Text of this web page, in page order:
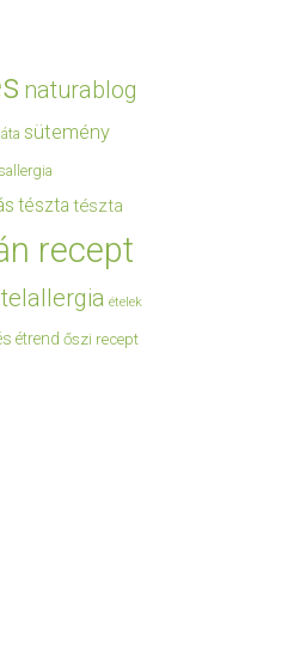
naturablog
sütemény
tészta tészta
recept
ételek
étrend őszi recept